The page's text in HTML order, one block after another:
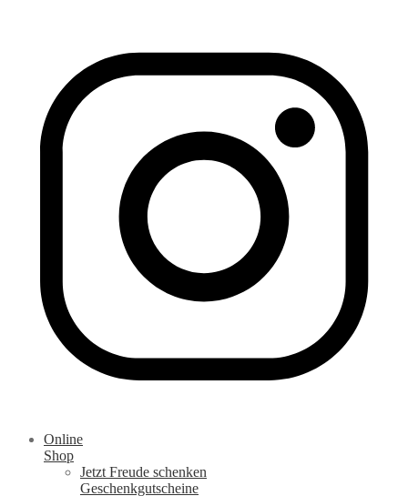
Online
Shop
Jetzt Freude schenken
Geschenkgutscheine